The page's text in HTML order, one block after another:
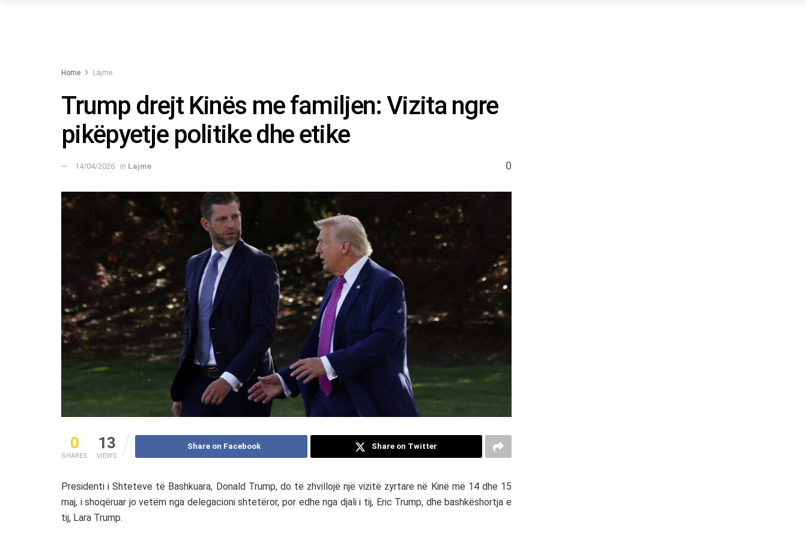
Home Lajme
Trump drejt Kinës me familjen: Vizita ngre
pikëpyetje politike dhe etike
14/04/2026 in Lajme 0
0
SHARES
13
VIEWS
Share on Facebook Share on Twitter
Presidenti iShteteve të Bashkuara, Donald Trump, do të zhvillojë një vizitë zyrtare në Kinë më 14 dhe 15
maj, i shoqëruar jo vetëm nga delegacioni shtetëror, por edhe nga djali i tij, Eric Trump, dhe bashkëshortja e
tij, Lara Trump.